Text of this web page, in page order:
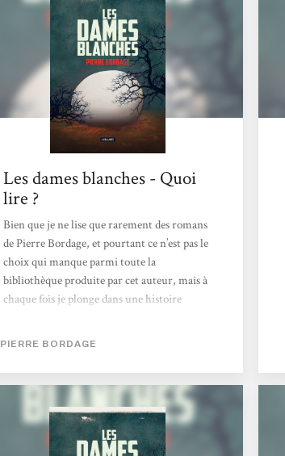
Les dames blanches - Quoi
lire ?
Bien que je ne lise que rarement des romans
de Pierre Bordage, et pourtant ce n’est pas le
choix qui manque parmi toute la
bibliothèque produite par cet auteur, mais à
chaque fois je plonge dans une histoire
française, cette fois-ci l’auteur nous met dans
la situation d’une invasion extraterrestre
passive, si ce n’est qu’elle attire les jeunes
enfants de moins de quatre ans. Il est
impossible de pénétrer, détruire, repousser
PIERRE BORDAGE